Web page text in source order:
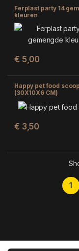
Ferplast party 14
kleuren
€ 5,00
Happy pet food scoop
(30X10X6 CM)
€ 3,50
1